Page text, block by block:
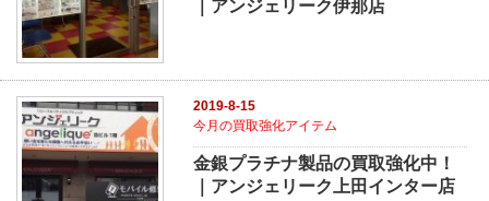
｜アンジェリーク伊那店
2019-8-15
今月の買取強化アイテム
金銀プラチナ製品の買取強化中！
｜アンジェリーク上田インター店